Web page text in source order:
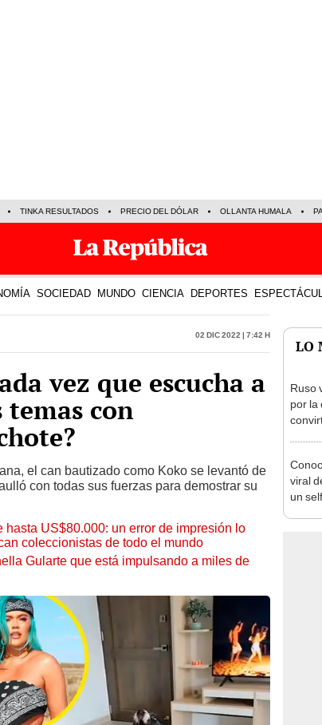
TINKA RESULTADOS PRECIO DEL DÓLAR OLLANTA HUMALA
SOCIEDAD MUNDO CIENCIA DEPORTES
02 Dic 2022 | 7:42 h
vez que escucha a
temas con
el can bautizado como Koko se levantó de
con todas sus fuerzas para demostrar su
US$80.000: un error de impresión lo
coleccionistas de todo el mundo
Gularte que está impulsando a miles de
LO
Ruso
por la
viral
un